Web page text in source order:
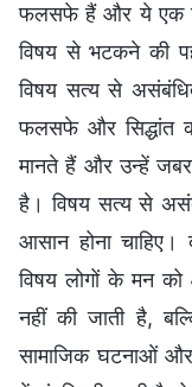
फलसफे हैं और ये एक
विषय से भटकने की
विषय सत्य से
फलसफे और सिद्धांत
मानते हैं और उन्हें
है। विषय सत्य से
आसान होना चाहिए।
विषय लोगों के मन
नहीं की जाती है,
सामाजिक घटनाओं और